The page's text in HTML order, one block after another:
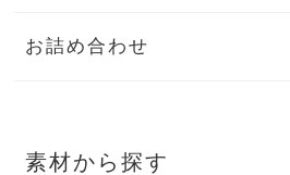
お詰め合わせ
素材から探す